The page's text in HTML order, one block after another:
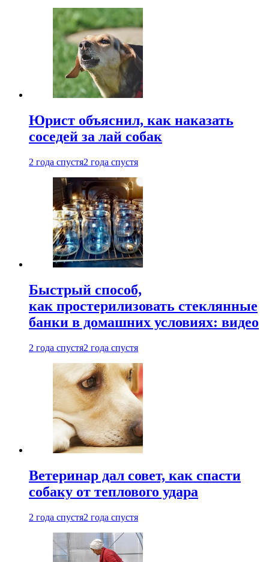
Юрист объяснил, как наказать
соседей за лай собак
2 года спустя2 года спустя
Быстрый способ,
как простерилизовать стеклянные
банки в домашних условиях: видео
2 года спустя2 года спустя
Ветеринар дал совет, как спасти
собаку от теплового удара
2 года спустя2 года спустя